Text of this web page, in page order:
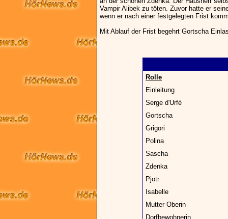
Vampir Alibek zu töten. Zuvor hatte er
wenn er nach einer festgelegten Frist
Mit Ablauf der Frist begehrt Gortscha
Rolle
Einleitung
Serge d'Urfé
Gortscha
Grigori
Polina
Sascha
Zdenka
Pjotr
Isabelle
Mutter Oberin
Dorfbewohnerin